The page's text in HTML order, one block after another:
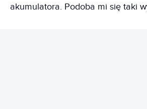
akumulatora. Podoba mi się taki